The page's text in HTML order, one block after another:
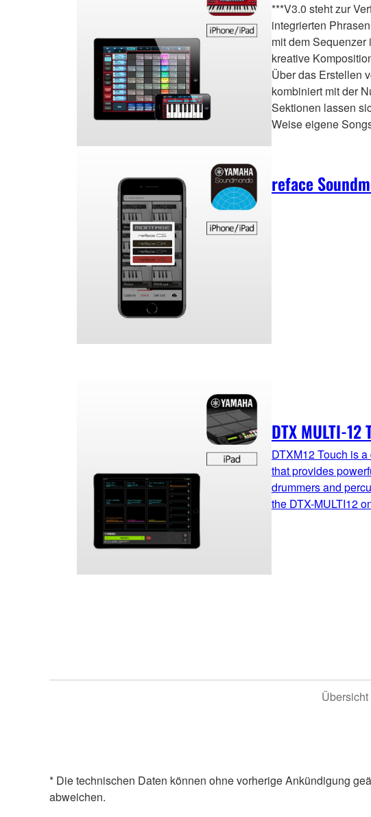
***V3.0 steht zur
integrierten
mit dem Sequenzer
kreative
Über das Erstellen
kombiniert mit der
Sektionen lassen
Weise eigene
reface
DTX MULTI-12
DTXM12 Touch is
that provides
drummers and
the DTX-MULTI12
Übersicht
* Die technischen Daten können ohne vorherige Ankündigung
abweichen.